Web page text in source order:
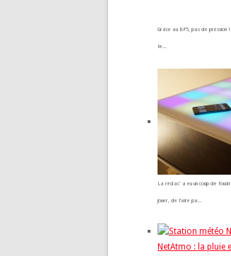
Grâce au BP5, pas de pression
te...
La rédac' a eu un coup de
jouer, de faire pa...
NetAtmo : la pluie